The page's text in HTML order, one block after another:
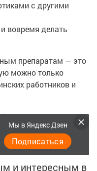
с другими
вовремя делать
препаратам — это
можно только
работников и
центр
и интересным в
Мы в Яндекс Дзен
Подписаться